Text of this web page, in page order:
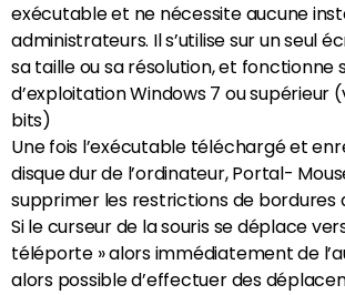
exécutable et ne nécessite aucune
administrateurs. Il s’utilise sur un seul
sa taille ou sa résolution, et fonctionne
d’exploitation Windows 7 ou supérieur
bits)
Une fois l’exécutable téléchargé et
disque dur de l’ordinateur, Portal-
supprimer les restrictions de bordures
Si le curseur de la souris se déplace
téléporte » alors immédiatement de
alors possible d’effectuer des